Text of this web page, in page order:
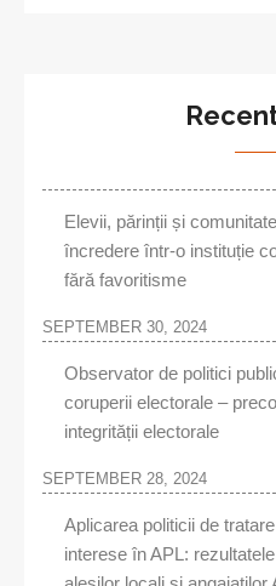
Elevii, părinții și
încredere într-o instituție
fără favoritisme
SEPTEMBER 30, 2024
Observator de politici
coruperii electorale –
integrității electorale
SEPTEMBER 28, 2024
Aplicarea politicii de
interese în APL: